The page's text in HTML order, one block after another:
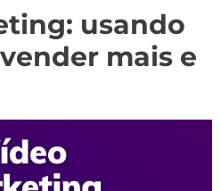
usando
mais e